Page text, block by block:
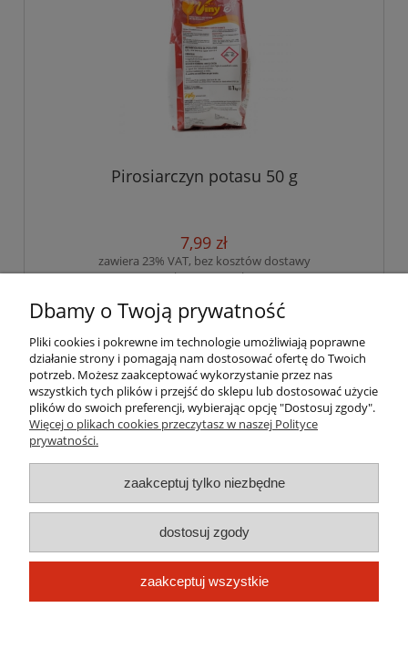
Pirosiarczyn potasu 50 g
7,99 zł
zawiera 23% VAT, bez kosztów dostawy
( 1 kg = 159,80 zł )
do koszyka
Pomoc
Płatności i dostawa
Informacje
O nas
Dbamy o Twoją prywatność
Pliki cookies i pokrewne im technologie umożliwiają poprawne
działanie strony i pomagają nam dostosować ofertę do Twoich
potrzeb. Możesz zaakceptować wykorzystanie przez nas
wszystkich tych plików i przejść do sklepu lub dostosować użycie
plików do swoich preferencji, wybierając opcję "Dostosuj zgody".
Więcej o plikach cookies przeczytasz w naszej Polityce
prywatności.
zaakceptuj tylko niezbędne
dostosuj zgody
zaakceptuj wszystkie